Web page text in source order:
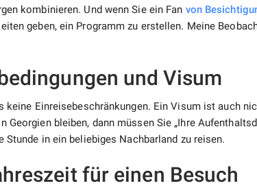
kombinieren. Und wenn Sie ein Fan von
geben, ein Programm zu erstellen. Meine
und Visum
keine Einreisebeschränkungen. Ein Visum ist auch
Georgien bleiben, dann müssen Sie „Ihre
Stunde in ein beliebiges Nachbarland zu reisen.
für einen Besuch